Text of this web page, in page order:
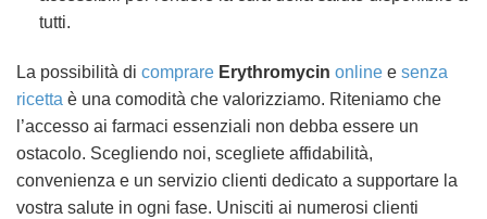
tutti.
La possibilità di comprare Erythromycin online e senza
ricetta è una comodità che valorizziamo. Riteniamo che
l’accesso ai farmaci essenziali non debba essere un
ostacolo. Scegliendo noi, scegliete affidabilità,
convenienza e un servizio clienti dedicato a supportare la
vostra salute in ogni fase. Unisciti ai numerosi clienti